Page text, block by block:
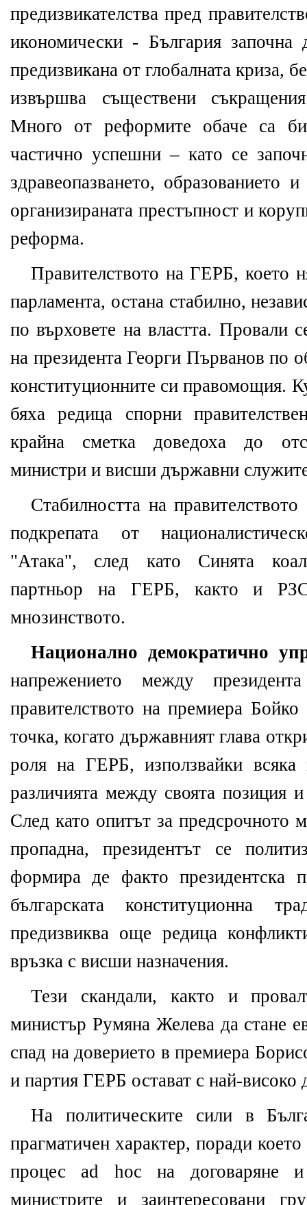
предизвикателства пред
икономически - България започна
предизвикана от глобалната криза,
извършва съществени
Много от реформите обаче са
частично успешни – като се
здравеопазването, образованието
организираната престъпност и
реформа.
Правителството на ГЕРБ, което
парламента, остана стабилно,
по върховете на властта. Провали
на президента Георги Първанов по
конституционните си правомощия.
бяха редица спорни
крайна сметка доведоха до
министри и висши държавни
Стабилността на
подкрепата от
"Атака", след като Синята
партньор на ГЕРБ, както и
мнозинството.
Национално демократично
напрежението между
правителството на премиера
точка, когато държавният глава
роля на ГЕРБ, използвайки всяка
различията между своята позиция
След като опитът за предсрочното
пропадна, президентът се
формира де факто президентска
българската конституционна
предизвиква още редица
връзка с висши назначения.
Тези скандали, както и
министър Румяна Желева да стане
спад на доверието в премиера
и партия ГЕРБ остават с най-високо
На политическите сили в
прагматичен характер, поради
процес ad hoc
на договаряне
министрите и заинтересовани